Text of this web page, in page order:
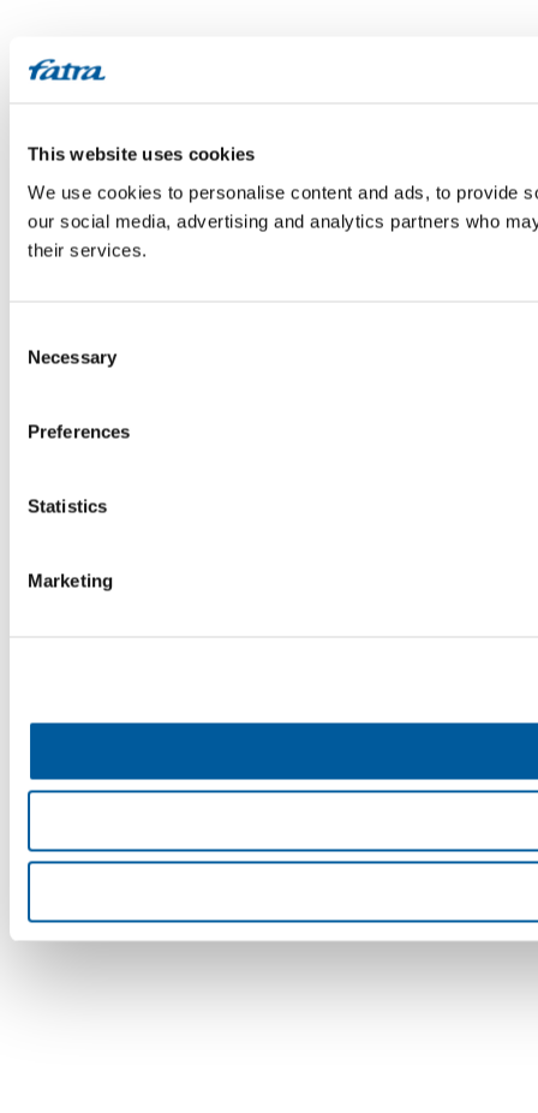
This website uses cookies
We use cookies to personalise content and ads, to provide
our social media, advertising and analytics partners who
their services.
Selection
Necessary
Preferences
Statistics
Marketing